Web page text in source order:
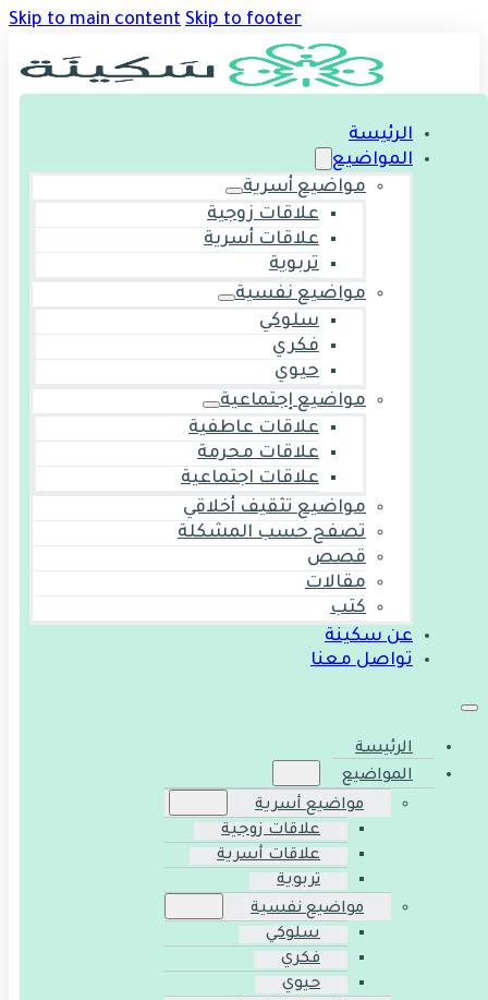
Skip to main content Skip to footer
الرئيسة
المواضيع
مواضيع أسرية
علاقات زوجية
علاقات أسرية
تربوية
مواضيع نفسية
سلوكي
فكري
حيوي
مواضيع إجتماعية
علاقات عاطفية
علاقات محرمة
علاقات اجتماعية
مواضيع تثقيف أخلاقي
تصفح حسب المشكلة
قصص
مقالات
كتب
عن سكينة
تواصل معنا
الرئيسة
المواضيع
مواضيع أسرية
علاقات زوجية
علاقات أسرية
تربوية
مواضيع نفسية
سلوكي
فكري
حيوي